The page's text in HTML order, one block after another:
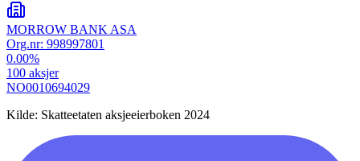
MORROW BANK ASA
Org.nr: 998997801
0.00%
100 aksjer
NO0010694029
Kilde: Skatteetaten aksjeeierboken 2024